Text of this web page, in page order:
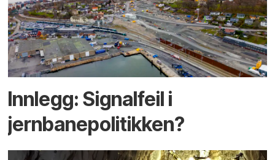
Innlegg: Signalfeil i
jernbanepolitikken?